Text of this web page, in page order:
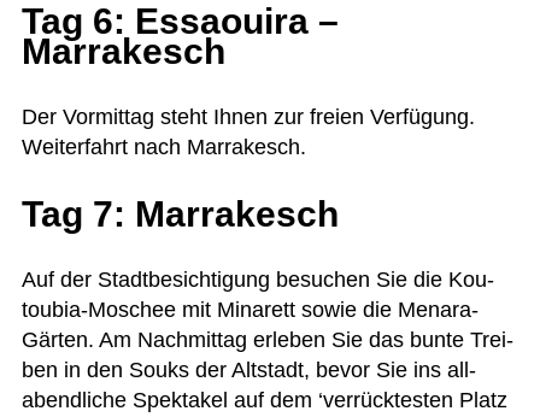
Tag 6: Essaouira –
Marrakesch
Der Vor­mit­tag steht Ihnen zur freien Ver­fü­gung.
Wei­ter­fahrt nach Marrakesch.
Tag 7: Marrakesch
Auf der Stadt­be­sich­ti­gung besu­chen Sie die Kou­
tou­bia-Moschee mit Mina­rett sowie die Men­ara-
Gär­ten. Am Nach­mit­tag erle­ben Sie das bunte Trei­
ben in den Souks der Alt­stadt, bevor Sie ins all­
abend­li­che Spek­ta­kel auf dem ‘ver­rück­tes­ten Platz